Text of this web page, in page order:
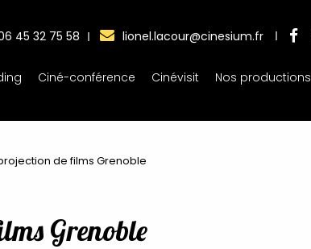
45 32 75 58 lionel.lacour@cinesium.fr
Ciné-conférence Cinévisit Nos productions
de films Grenoble
Grenoble